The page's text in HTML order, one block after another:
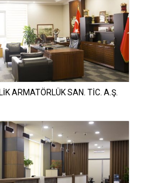
ARMATÖRLÜK SAN. TİC. A.Ş.